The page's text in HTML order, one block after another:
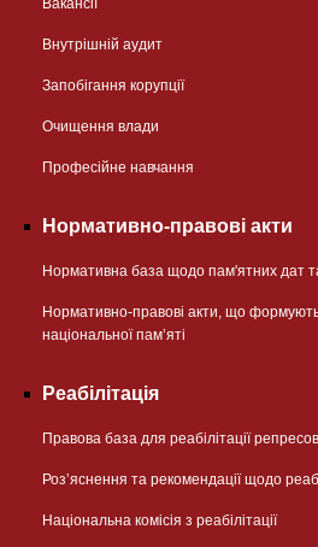
Внутрішній аудит
Запобігання корупції
Очищення влади
Професійне навчання
Нормативно-правові акти
Нормативна база щодо пам'ятних дат
Нормативно-правові акти, що формують
національної памʼяті
Реабілітація
Правова база для реабілітації
Розʼяснення та рекомендації щодо
Національна комісія з реабілітації